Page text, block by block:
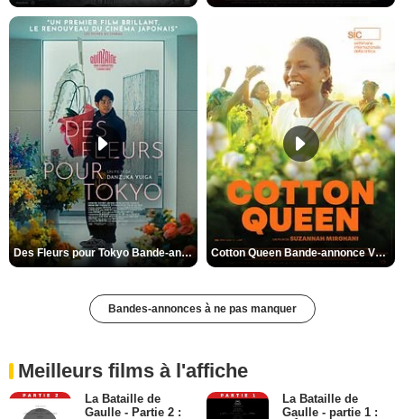
Des Fleurs pour Tokyo Bande-annonce VO STFR Cotton Queen Bande-annonce VO STFR
Bandes-annonces à ne pas manquer
Meilleurs films à l'affiche
La Bataille de
Gaulle - Partie 2 :
La Bataille de
Gaulle - partie 1 :